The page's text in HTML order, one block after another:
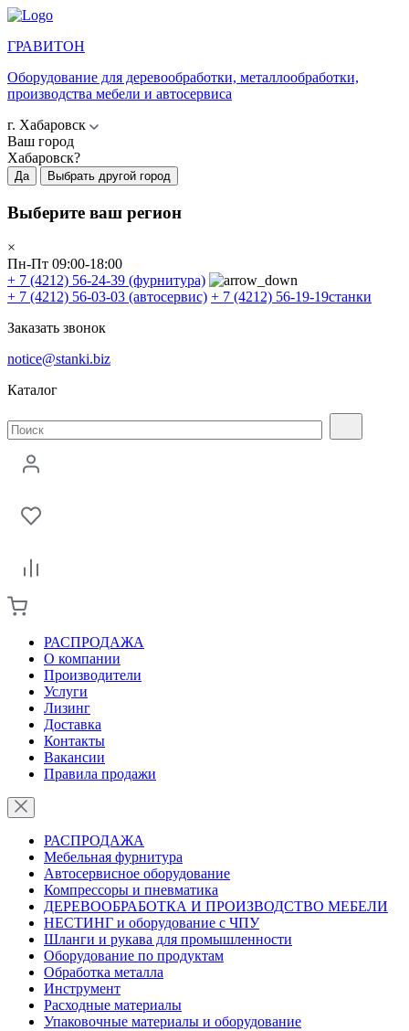
ГРАВИТОН
Оборудование для деревообработки, металлообработки,
производства мебели и автосервиса
г. Хабаровск
Ваш город
Хабаровск?
Да Выбрать другой город
Выберите ваш регион
×
Пн-Пт 09:00-18:00
+ 7 (4212) 56-24-39 (фурнитура)
+ 7 (4212) 56-03-03 (автосервис) + 7 (4212) 56-19-19станки
Заказать звонок
notice@stanki.biz
Каталог
РАСПРОДАЖА
О компании
Производители
Услуги
Лизинг
Доставка
Контакты
Вакансии
Правила продажи
РАСПРОДАЖА
Мебельная фурнитура
Автосервисное оборудование
Компрессоры и пневматика
ДЕРЕВООБРАБОТКА И ПРОИЗВОДСТВО МЕБЕЛИ
НЕСТИНГ и оборудование с ЧПУ
Шланги и рукава для промышленности
Оборудование по продуктам
Обработка металла
Инструмент
Расходные материалы
Упаковочные материалы и оборудование